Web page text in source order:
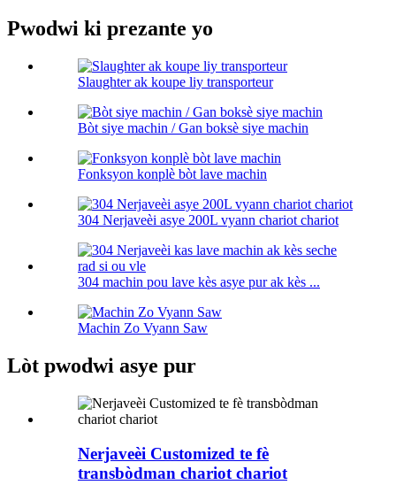
Pwodwi ki prezante yo
Slaughter ak koupe liy transporteur
Bòt siye machin / Gan boksè siye machin
Fonksyon konplè bòt lave machin
304 Nerjaveèi asye 200L vyann chariot chariot
304 machin pou lave kès asye pur ak kès ...
Machin Zo Vyann Saw
Lòt pwodwi asye pur
Nerjaveèi Customized te fè
transbòdman chariot chariot